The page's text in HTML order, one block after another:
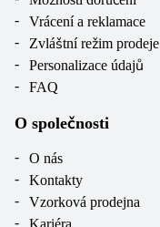
Vrácení a reklamace
Zvláštní režim prodeje
Personalizace údajů
FAQ
O společnosti
O nás
Kontakty
Vzorková prodejna
Kariéra